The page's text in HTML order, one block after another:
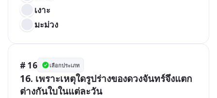
เงาะ
มะม่วง
# 16 เลือกประเภท
16. เพราะเหตุใดรูปร่างของดวงจันทร์จึงแตก
ต่างกันใบในแต่ละวัน